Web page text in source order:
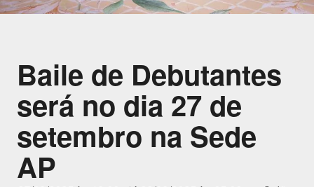
Baile de Debutantes
será no dia 27 de
setembro na Sede
AP